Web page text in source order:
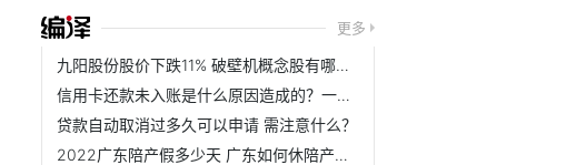
更多
九阳股份股价下跌11% 破壁机概念股有哪些？
信用卡还款未入账是什么原因造成的？一起了解一下
贷款自动取消过多久可以申请 需注意什么？
2022广东陪产假多少天 广东如何休陪产假？